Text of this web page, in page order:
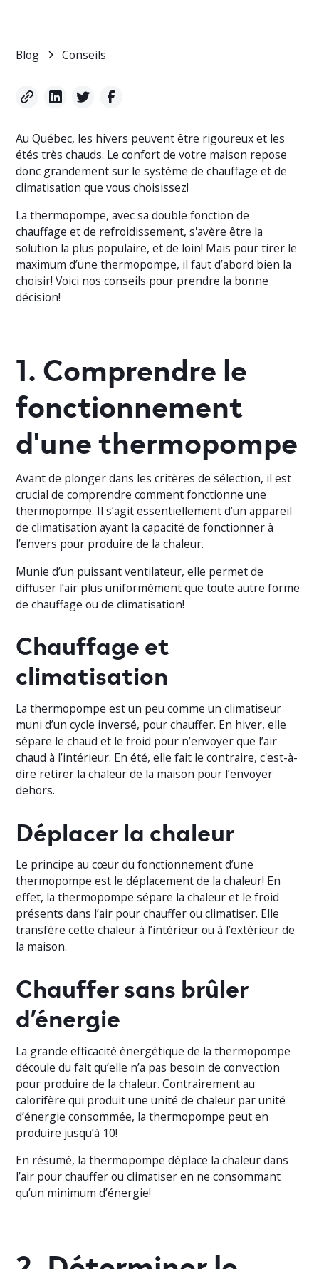
Blog Conseils
Au Québec, les hivers peuvent être rigoureux et les
étés très chauds. Le confort de votre maison repose
donc grandement sur le système de chauffage et de
climatisation que vous choisissez!
La thermopompe, avec sa double fonction de
chauffage et de refroidissement, s'avère être la
solution la plus populaire, et de loin! Mais pour tirer le
maximum d’une thermopompe, il faut d’abord bien la
choisir! Voici nos conseils pour prendre la bonne
décision!
1. Comprendre le
fonctionnement
d'une thermopompe
Avant de plonger dans les critères de sélection, il est
crucial de comprendre comment fonctionne une
thermopompe. Il s’agit essentiellement d’un appareil
de climatisation ayant la capacité de fonctionner à
l’envers pour produire de la chaleur.
Munie d’un puissant ventilateur, elle permet de
diffuser l’air plus uniformément que toute autre forme
de chauffage ou de climatisation!
Chauffage et
climatisation
La thermopompe est un peu comme un climatiseur
muni d’un cycle inversé, pour chauffer. En hiver, elle
sépare le chaud et le froid pour n’envoyer que l’air
chaud à l’intérieur. En été, elle fait le contraire, c'est-à-
dire retirer la chaleur de la maison pour l’envoyer
dehors.
Déplacer la chaleur
Le principe au cœur du fonctionnement d’une
thermopompe est le déplacement de la chaleur! En
effet, la thermopompe sépare la chaleur et le froid
présents dans l’air pour chauffer ou climatiser. Elle
transfère cette chaleur à l’intérieur ou à l’extérieur de
la maison.
Chauffer sans brûler
d’énergie
La grande efficacité énergétique de la thermopompe
découle du fait qu’elle n’a pas besoin de convection
pour produire de la chaleur. Contrairement au
calorifère qui produit une unité de chaleur par unité
d’énergie consommée, la thermopompe peut en
produire jusqu’à 10!
En résumé, la thermopompe déplace la chaleur dans
l’air pour chauffer ou climatiser en ne consommant
qu’un minimum d’énergie!